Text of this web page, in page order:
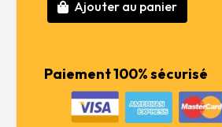
135,99 €.
quantité
Battle
Ship
Richelieu
Ajouter au panier
Paiement 100% sécurisé